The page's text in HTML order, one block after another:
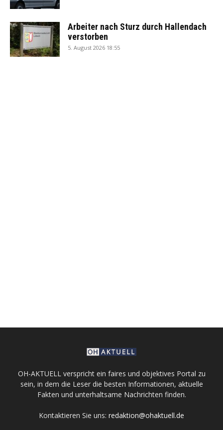
Arbeiter nach Sturz durch Hallendach
verstorben
5. August 2026 18:55
OH-AKTUELL verspricht ein faires und objektives Portal zu
sein, in dem die Leser die besten Informationen, aktuelle
Fakten und unterhaltsame Nachrichten finden.
Kontaktieren Sie uns: redaktion@ohaktuell.de